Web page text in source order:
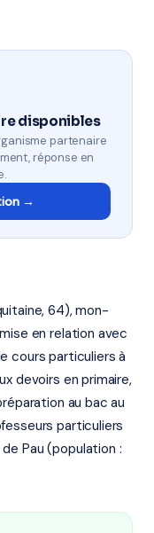
disponibles
partenaire
réponse en
→
64), mon-
en relation avec
cours particuliers à
devoirs en primaire,
au bac au
particuliers
Pau (population :